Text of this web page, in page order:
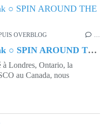
OVERBLOG …
Sunshine Makers ft Ltthemonk ○ SPIN AROUND THE WORLD
Londres, Ontario, la
au Canada, nous